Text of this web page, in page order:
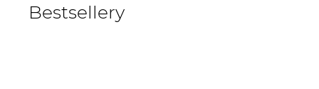
Bestsellery